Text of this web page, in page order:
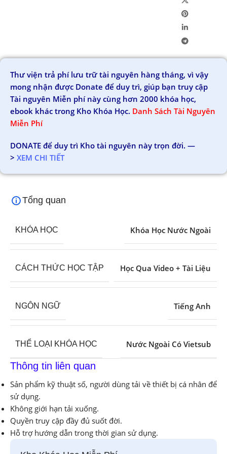
Thư viện trả phí lưu trữ tài nguyên hàng tháng, vì vậy
mong nhận được Donate để duy trì, giúp bạn truy cập
Tài nguyên Miễn phí này cùng hơn 2000 khóa học,
ebook khác trong Kho Khóa Học. Danh Sách Tài Nguyên
Miễn Phí
DONATE để duy trì Kho tài nguyên này trọn đời. —
> XEM CHI TIẾT
Tổng quan
KHÓA HỌC Khóa Học Nước Ngoài
CÁCH THỨC HỌC TẬP Học Qua Video + Tài Liệu
NGÔN NGỮ Tiếng Anh
THỂ LOẠI KHÓA HỌC Nước Ngoài Có Vietsub
Thông tin liên quan
Sản phẩm kỹ thuật số, người dùng tải về thiết bị cá nhân để
sử dụng.
Không giới hạn tải xuống.
Quyền truy cập đầy đủ suốt đời.
Hỗ trợ hướng dẫn trong thời gian sử dụng.